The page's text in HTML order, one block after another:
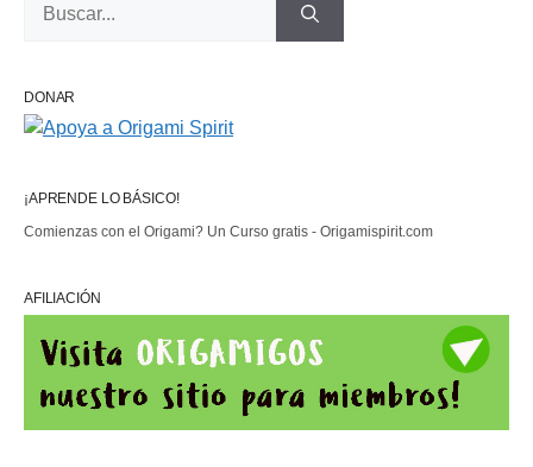
DONAR
¡APRENDE LO BÁSICO!
Comienzas con el Origami? Un Curso gratis - Origamispirit.com
AFILIACIÓN